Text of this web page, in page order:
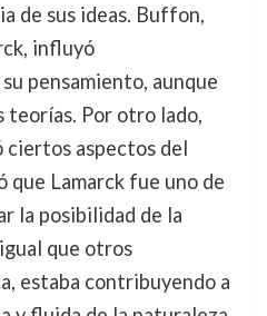
de sus ideas. Buffon,
influyó
pensamiento, aunque
teorías. Por otro lado,
aspectos del
que Lamarck fue uno de
la posibilidad de la
que otros
estaba contribuyendo a